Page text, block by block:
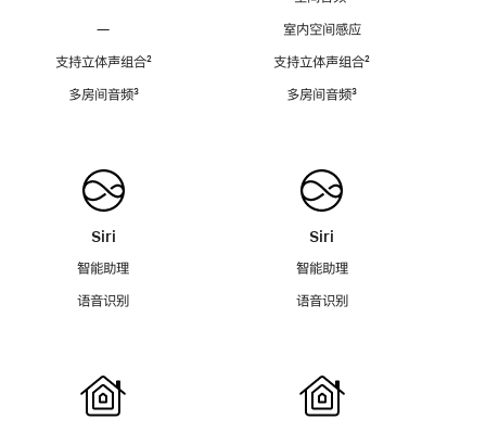
—
支持立体声组合脚
²
多房间音频脚
³
Siri
智能助理
语音识别
室内空间感应
支持立体声组合脚
²
多房间音频脚
³
Siri
智能助理
语音识别